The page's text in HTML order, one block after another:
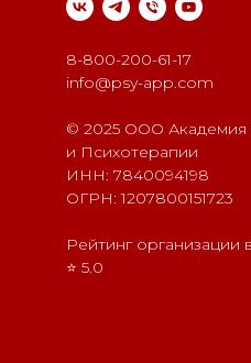
8-800-200-61-17
info@psy-app.com
© 2025 ООО Академия
и Психотерапии
ИНН: 7840094198
ОГРН: 1207800151723
Рейтинг организации
⭐ 5.0